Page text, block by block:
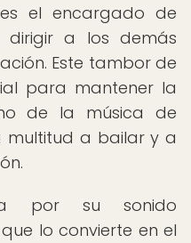
el encargado de
a los demás
Este tambor de
para mantener la
de la música de
multitud a bailar y a
por su sonido
lo convierte en el